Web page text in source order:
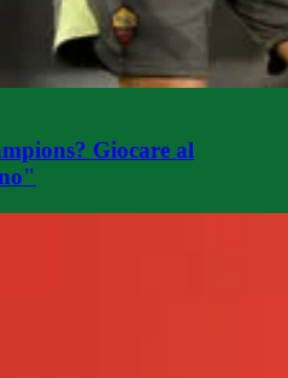
Giocare al